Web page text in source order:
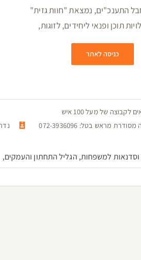
התענכ"ים, נמצאת "חוות גזית"
תוכן ופנאי ליחידים, לזוגות,
כניסה לאתר
לקבוצה של מעל 100 איש
מראש בטל: 072-3936096
למשפחות, הגליל התחתון והעמקים,